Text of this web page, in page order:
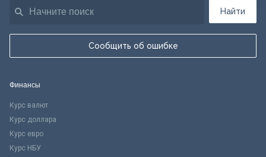
Найти
Сообщить об ошибке
Финансы
Курс валют
Курс доллара
Курс евро
Курс НБУ